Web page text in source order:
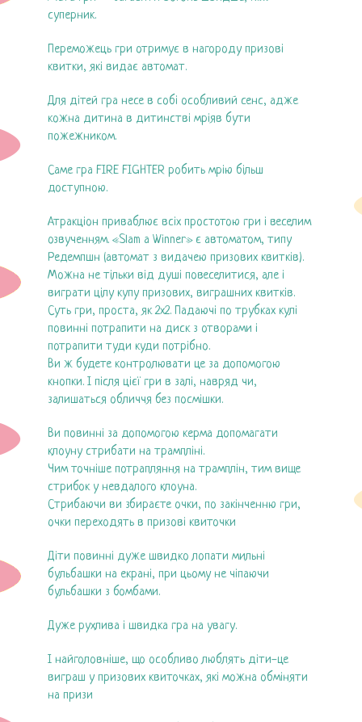
суперник.
Переможець гри отримує в нагороду призові
квитки, які видає автомат.
Для дітей гра несе в собі особливий сенс, адже
кожна дитина в дитинстві мріяв бути
пожежником.
Саме гра FIRE FIGHTER робить мрію більш
доступною.
Атракціон приваблює всіх простотою гри і веселим
озвученням. «Slam a Winner» є автоматом, типу
Редемпшн (автомат з видачею призових квитків).
Можна не тільки від душі повеселитися, але і
виграти цілу купу призових, виграшних квитків.
Суть гри, проста, як 2х2. Падаючі по трубках кулі
повинні потрапити на диск з отворами і
потрапити туди куди потрібно.
Ви ж будете контролювати це за допомогою
кнопки. І після цієї гри в залі, навряд чи,
залишаться обличчя без посмішки.
Ви повинні за допомогою керма допомагати
клоуну стрибати на трампліні.
Чим точніше потрапляння на трамплін, тим вище
стрибок у невдалого клоуна.
Стрибаючи ви збираєте очки, по закінченню гри,
очки переходять в призові квиточки
Діти повинні дуже швидко лопати мильні
бульбашки на екрані, при цьому не чіпаючи
бульбашки з бомбами.
Дуже рухлива і швидка гра на увагу.
І найголовніше, що особливо люблять діти-це
виграш у призових квиточках, які можна обміняти
на призи